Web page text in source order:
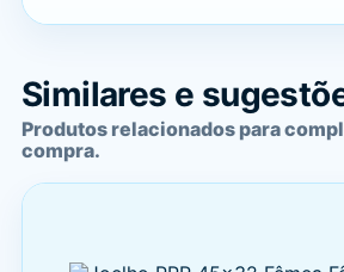
Similares e
Produtos relacionados para
compra.